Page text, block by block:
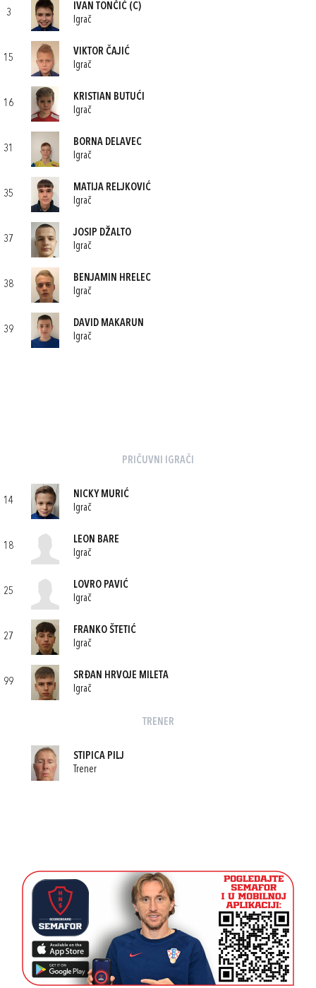
3
IVAN TONČIĆ (C)
Igrač
15
VIKTOR ČAJIĆ
Igrač
16
KRISTIAN BUTUĆI
Igrač
31
BORNA DELAVEC
Igrač
35
MATIJA RELJKOVIĆ
Igrač
37
JOSIP DŽALTO
Igrač
38
BENJAMIN HRELEC
Igrač
39
DAVID MAKARUN
Igrač
PRIČUVNI IGRAČI
14
NICKY MURIĆ
Igrač
18
LEON BARE
Igrač
25
LOVRO PAVIĆ
Igrač
27
FRANKO ŠTETIĆ
Igrač
99
SRĐAN HRVOJE MILETA
Igrač
TRENER
STIPICA PILJ
Trener